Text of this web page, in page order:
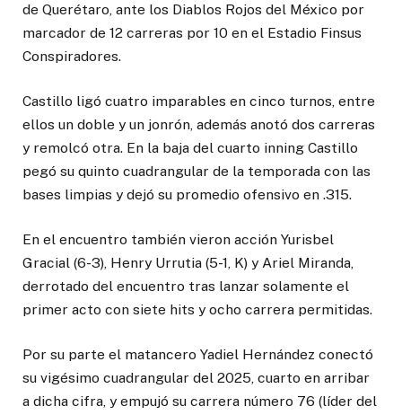
de Querétaro, ante los Diablos Rojos del México por
marcador de 12 carreras por 10 en el Estadio Finsus
Conspiradores.
Castillo ligó cuatro imparables en cinco turnos, entre
ellos un doble y un jonrón, además anotó dos carreras
y remolcó otra. En la baja del cuarto inning Castillo
pegó su quinto cuadrangular de la temporada con las
bases limpias y dejó su promedio ofensivo en .315.
En el encuentro también vieron acción Yurisbel
Gracial (6-3), Henry Urrutia (5-1, K) y Ariel Miranda,
derrotado del encuentro tras lanzar solamente el
primer acto con siete hits y ocho carrera permitidas.
Por su parte el matancero Yadiel Hernández conectó
su vigésimo cuadrangular del 2025, cuarto en arribar
a dicha cifra, y empujó su carrera número 76 (líder del